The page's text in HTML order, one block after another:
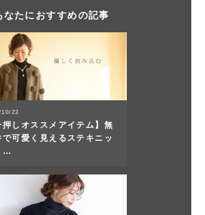
なたにおすすめの記事
10/23
押しオススメアイテム】無
で可愛く見えるステキニッ
…